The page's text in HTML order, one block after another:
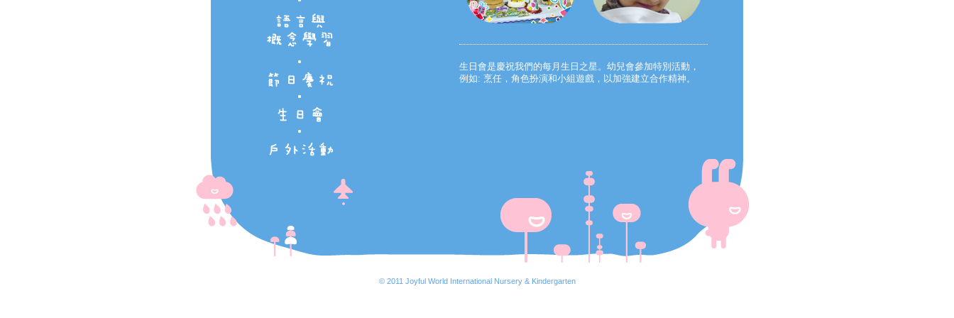
生日會是慶祝我們的每月生日之星。幼兒會參加特別活動，
例如: 烹任，角色扮演和小組遊戲，以加強建立合作精神。
© 2011 Joyful World International Nursery & Kindergarten